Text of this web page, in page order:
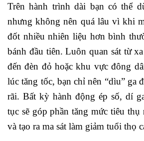
Trên hành trình dài bạn có thể
nhưng không nên quá lâu vì khi
đốt nhiều nhiên liệu hơn bình
bánh đầu tiên. Luôn quan sát từ
đến đèn đỏ hoặc khu vực đông
lúc tăng tốc, bạn chỉ nên “dìu” ga
rãi. Bất kỳ hành động ép số, dí
tục sẽ góp phần tăng mức tiêu
và tạo ra ma sát làm giảm tuổi thọ